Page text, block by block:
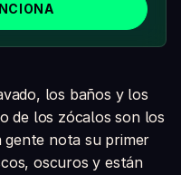
los baños y los
de los zócalos son los
gente nota su primer
oscuros y están